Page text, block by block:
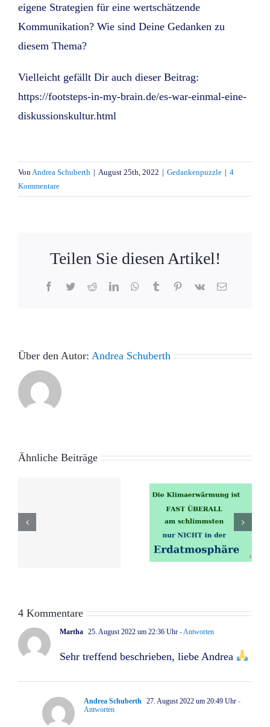
eigene Strategien für eine wertschätzende
Kommunikation? Wie sind Deine Gedanken zu
diesem Thema?
Vielleicht gefällt Dir auch dieser Beitrag:
https://footsteps-in-my-brain.de/es-war-einmal-eine-
diskussionskultur.html
Von Andrea Schuberth | August 25th, 2022 | Gedankenpuzzle | 4
Kommentare
Teilen Sie diesen Artikel!
Facebook
TwitterRedditLinkedInWhatsApp
TumblrPinterest
Vk
E-
Über den Autor: Andrea Schuberth
Ähnliche BeiträgeHier
Welt
Zauberhaft
und
ungeimpft
– ein
Märchen
4 Kommentare
Martha 25. August 2022 um 22:36 Uhr - Antworten
Sehr treffend beschrieben, liebe Andrea
Andrea Schuberth 27. August 2022 um 20:49 Uhr -
Antworten